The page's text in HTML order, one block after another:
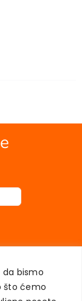
da bismo
što ćemo